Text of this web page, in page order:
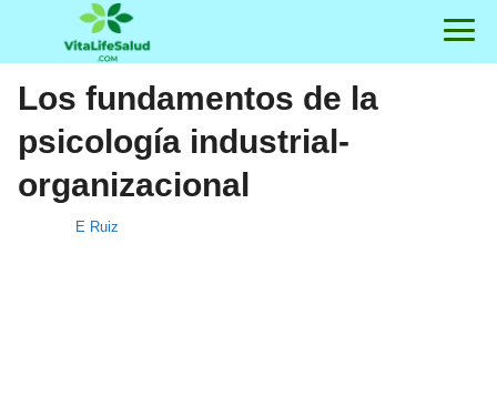
Los fundamentos de la
psicología industrial-
organizacional
E Ruiz